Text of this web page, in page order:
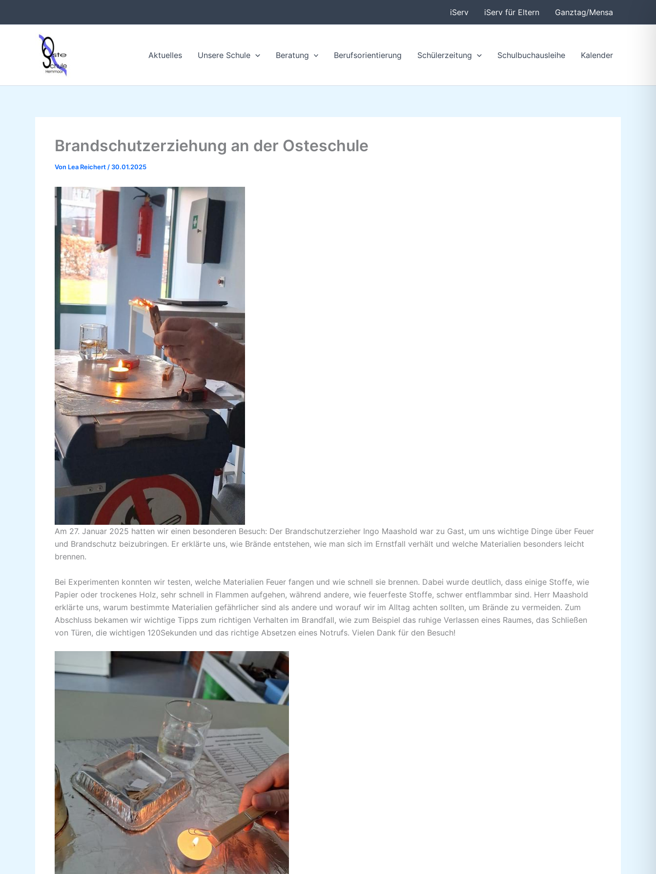
iServ iServ für Eltern Ganztag/Mensa
Aktuelles Unsere Schule Beratung Berufsorientierung Schülerzeitung Schulbuchausleihe Kalender
Brandschutzerziehung an der Osteschule
Von Lea Reichert / 30.01.2025
Am 27. Januar 2025 hatten wir einen besonderen Besuch: Der Brandschutzerzieher Ingo Maashold war zu Gast, um uns wichtige Dinge über Feuer
und Brandschutz beizubringen. Er erklärte uns, wie Brände entstehen, wie man sich im Ernstfall verhält und welche Materialien besonders leicht
brennen.
Bei Experimenten konnten wir testen, welche Materialien Feuer fangen und wie schnell sie brennen. Dabei wurde deutlich, dass einige Stoffe, wie
Papier oder trockenes Holz, sehr schnell in Flammen aufgehen, während andere, wie feuerfeste Stoffe, schwer entflammbar sind. Herr Maashold
erklärte uns, warum bestimmte Materialien gefährlicher sind als andere und worauf wir im Alltag achten sollten, um Brände zu vermeiden. Zum
Abschluss bekamen wir wichtige Tipps zum richtigen Verhalten im Brandfall, wie zum Beispiel das ruhige Verlassen eines Raumes, das Schließen
von Türen, die wichtigen 120Sekunden und das richtige Absetzen eines Notrufs. Vielen Dank für den Besuch!